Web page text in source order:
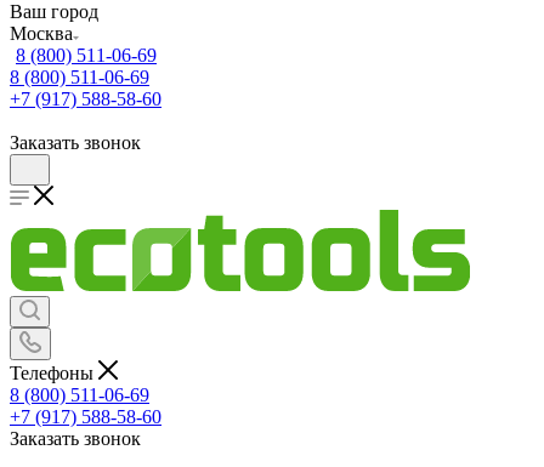
Ваш город
Москва
8 (800) 511-06-69
8 (800) 511-06-69
+7 (917) 588-58-60
Заказать звонок
Телефоны
8 (800) 511-06-69
+7 (917) 588-58-60
Заказать звонок